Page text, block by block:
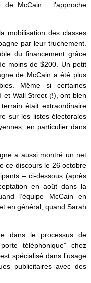
de McCain : l’approche
mobilisation des classes
par leur truchement.
du financement grâce
moins de $200. Un petit
de McCain a été plus
Même si certaines
et Wall Street (!), ont bien
était extraordinaire
sur les listes électorales
en particulier dans
a aussi montré un net
ce discours le 26 octobre
– ci-dessous (après
en août dans la
l’équipe McCain en
en général, quand Sarah
dans le processus de
téléphonique” chez
spécialisé dans l’usage
publicitaires avec des